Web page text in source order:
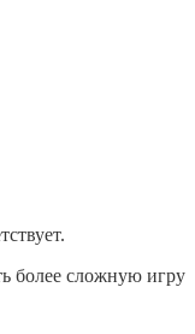
более сложную игру